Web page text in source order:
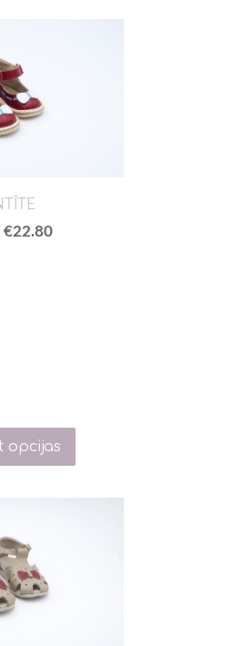
€22.80
opcijas